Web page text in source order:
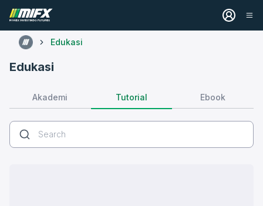
Edukasi
Edukasi
Akademi Tutorial Ebook